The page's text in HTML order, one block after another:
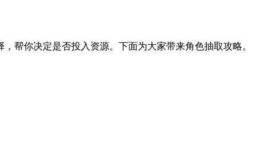
帮你决定是否投入资源。下面为大家带来角色抽取攻略。